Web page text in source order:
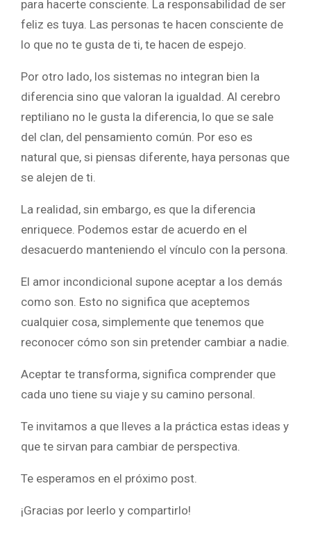
para hacerte consciente. La responsabilidad de ser
feliz es tuya. Las personas te hacen consciente de
lo que no te gusta de ti, te hacen de espejo.
Por otro lado, los sistemas no integran bien la
diferencia sino que valoran la igualdad. Al cerebro
reptiliano no le gusta la diferencia, lo que se sale
del clan, del pensamiento común. Por eso es
natural que, si piensas diferente, haya personas que
se alejen de ti.
La realidad, sin embargo, es que la diferencia
enriquece. Podemos estar de acuerdo en el
desacuerdo manteniendo el vínculo con la persona.
El amor incondicional supone aceptar a los demás
como son. Esto no significa que aceptemos
cualquier cosa, simplemente que tenemos que
reconocer cómo son sin pretender cambiar a nadie.
Aceptar te transforma, significa comprender que
cada uno tiene su viaje y su camino personal.
Te invitamos a que lleves a la práctica estas ideas y
que te sirvan para cambiar de perspectiva.
Te esperamos en el próximo post.
¡Gracias por leerlo y compartirlo!